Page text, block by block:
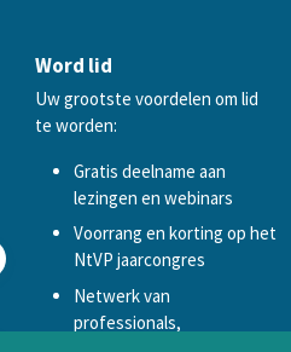
Word lid
Uw grootste voordelen om lid
te worden:
Gratis deelname aan
lezingen en webinars
Voorrang en korting op het
NtVP jaarcongres
Netwerk van
professionals,